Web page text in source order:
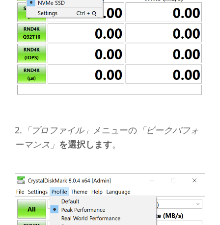
2. 「プロファイル」 メニューの「ピークパフォ
ーマンス」 を選択します。